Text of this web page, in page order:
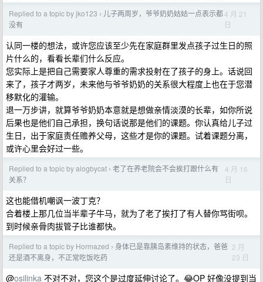
Replied to a topic by jko123 › 儿子两周岁，爷爷奶奶姑姑一点表示都
没有
4 月 21
日
认同一楼的想法，或许您应该至少先在家庭群里发点孩子过生日的照
片什么的，看看长辈们什么反应。
您实际上是把自己需要家人尊重的需求投射在了孩子的身上。话说回
来了，孩子才两岁，未来他与爷爷奶奶的关系很大程度上也在于您潜
移默化的灌输。
退一万步讲，就算爷爷奶奶本意就是想做亲情淡漠的长辈，如你所说
后果也是他们自己承担，换句话说那是他们的课题。你认真给儿子过
生日，出于家庭责任赡养父母，这些才是你的课题。试着课题分离，
或许心里会好过一些。
Replied to a topic by alogbycat › 老了在养老院会不会挨打跟什么有
关系？
4 月 16
日
这也能借机嘲讽一波丁克？
合着楼上那几位当半辈子牛马，就为了老了挨打了有人替你骂街呗。
到时候亲骨肉拔管子比谁都快。
Replied to a topic by Hormazed › 身体已是靠胰岛素维持的状态，爸爸
还是酒不离身，不正常吃饭吃药
2 月
23 日
@osilinka 不对不对，您这个是过度延伸讨论了。😂OP 好像没提到当